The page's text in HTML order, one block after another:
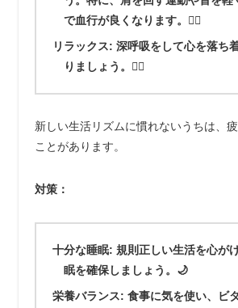
で血行が良くなります。🧘‍♂️
リラックス: 深呼吸をして心を落ち
りましょう。🧘‍♀️
新しい生活リズムに慣れないうちは、
ことがあります。
対策：
十分な睡眠: 規則正しい生活を心が
眠を確保しましょう。🌙
栄養バランス: 食事に気を使い、ビ